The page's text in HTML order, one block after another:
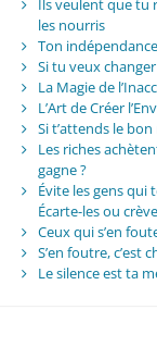
Ils veulent que tu
les nourris
Ton
Si tu veux
La Magie de
L’Art de Créer
Si t’attends le
Les riches
gagne ?
Évite les gens qui
Écarte-les ou
Ceux qui s’en
S’en foutre, c’est
Le silence est ta